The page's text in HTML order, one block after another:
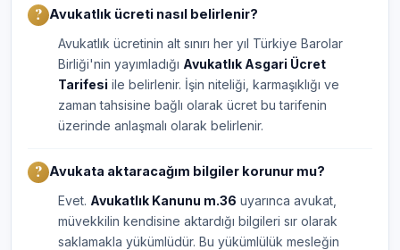
Avukatlık ücreti nasıl belirlenir?
Avukatlık ücretinin alt sınırı her yıl Türkiye Barolar
Birliği'nin yayımladığı Avukatlık Asgari Ücret
Tarifesi ile belirlenir. İşin niteliği, karmaşıklığı ve
zaman tahsisine bağlı olarak ücret bu tarifenin
üzerinde anlaşmalı olarak belirlenir.
Avukata aktaracağım bilgiler korunur mu?
Evet. Avukatlık Kanunu m.36 uyarınca avukat,
müvekkilin kendisine aktardığı bilgileri sır olarak
saklamakla yükümlüdür. Bu yükümlülük mesleğin